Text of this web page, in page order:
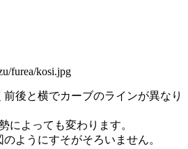
後と横でカーブのラインが異なり
によっても変わります。
ようにすそがそろいません。